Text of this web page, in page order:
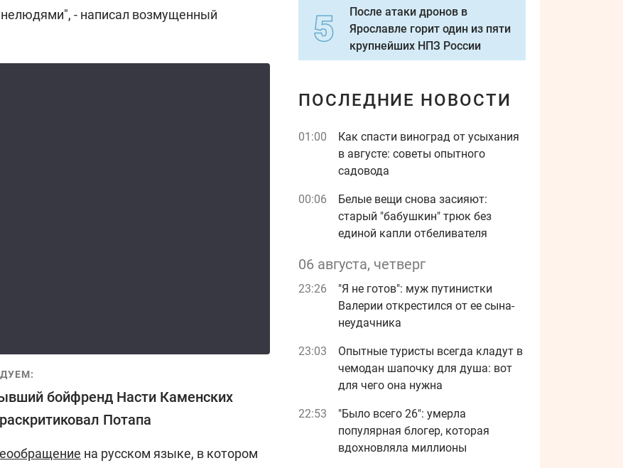
- написал возмущенный
бойфренд Насти Каменских
Потапа
на русском языке, в котором
После атаки дронов в
Ярославле горит один из пяти
крупнейших НПЗ России
ПОСЛЕДНИЕ НОВОСТИ
01:00
Как спасти виноград от усыхания
в августе: советы опытного
садовода
00:06
Белые вещи снова засияют:
старый "бабушкин" трюк без
единой капли отбеливателя
06 августа, четверг
23:26
"Я не готов": муж путинистки
Валерии открестился от ее сына-
неудачника
23:03
Опытные туристы всегда кладут в
чемодан шапочку для душа: вот
для чего она нужна
22:53
"Было всего 26": умерла
популярная блогер, которая
вдохновляла миллионы